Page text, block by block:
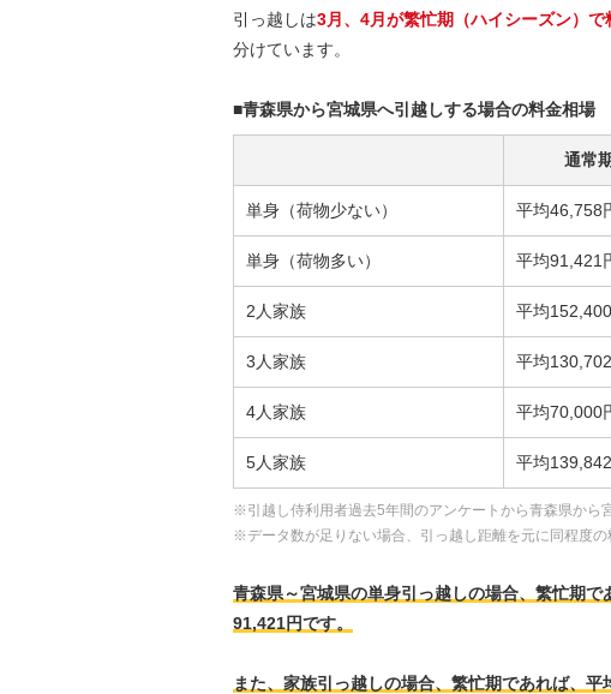
引っ越しは3月、4月が繁忙期（ハイシーズン）で
分けています。
■青森県から宮城県へ引越しする場合の料金相場
通常
単身（荷物少ない） 平均46,758
単身（荷物多い） 平均91,421
2人家族 平均
3人家族 平均
4人家族 平均70,000
5人家族 平均
※引越し侍利用者過去5年間のアンケートから青森県から
※データ数が足りない場合、引っ越し距離を元に同程度の
青森県～宮城県の単身引っ越しの場合、繁忙期
91,421円です。
また、家族引っ越しの場合、繁忙期であれば、